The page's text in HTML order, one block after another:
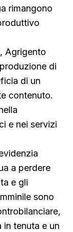
rimangono
Agrigento
di
di un
contenuto.
e nei servizi
a perdere
e gli
sono
in tenuta e un